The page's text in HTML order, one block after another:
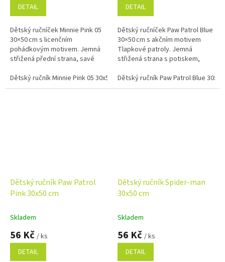
DETAIL
Dětský ručníček Minnie Pink 05
30×50 cm s licenčním
pohádkovým motivem. Jemná
střižená přední strana, savé
každodenní použití.
Dětský ručník Minnie Pink 05 30x50 cm
DETAIL
Dětský ručníček Paw Patrol Blue
30×50 cm s akčním motivem
Tlapkové patroly. Jemná
střižená strana s potiskem,
bavlna.
Dětský ručník Paw Patrol Blue
Dětský ručník Paw Patrol
Pink 30x50 cm
Skladem
56 Kč / ks
DETAIL
Dětský ručník Spider-man
30x50 cm
Skladem
56 Kč / ks
DETAIL